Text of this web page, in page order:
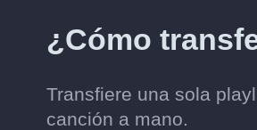
¿Cómo
Transfiere una sola
canción a mano.